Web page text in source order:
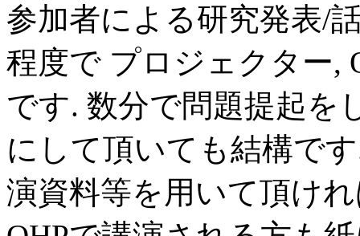
参加者による研究発表/
程度で プロジェクター,
です. 数分で問題提起を
にして頂いても結構で
演資料等を用いて頂け